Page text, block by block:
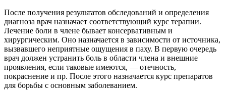
После получения результатов обследований и определения
диагноза врач назначает соответствующий курс терапии.
Лечение боли в члене бывает консервативным и
хирургическим. Оно назначается в зависимости от источника,
вызвавшего неприятные ощущения в паху. В первую очередь
врач должен устранить боль в области члена и внешние
проявления, если таковые имеются, — отечность,
покраснение и пр. После этого назначается курс препаратов
для борьбы с основным заболеванием.